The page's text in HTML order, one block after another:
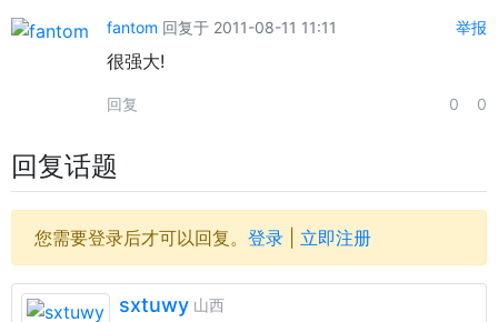
fantom 回复于 2011-08-11 11:11 举报
很强大!
回复 0 0
回复话题
您需要登录后才可以回复。 登录 立即注册
sxtuwy 山西